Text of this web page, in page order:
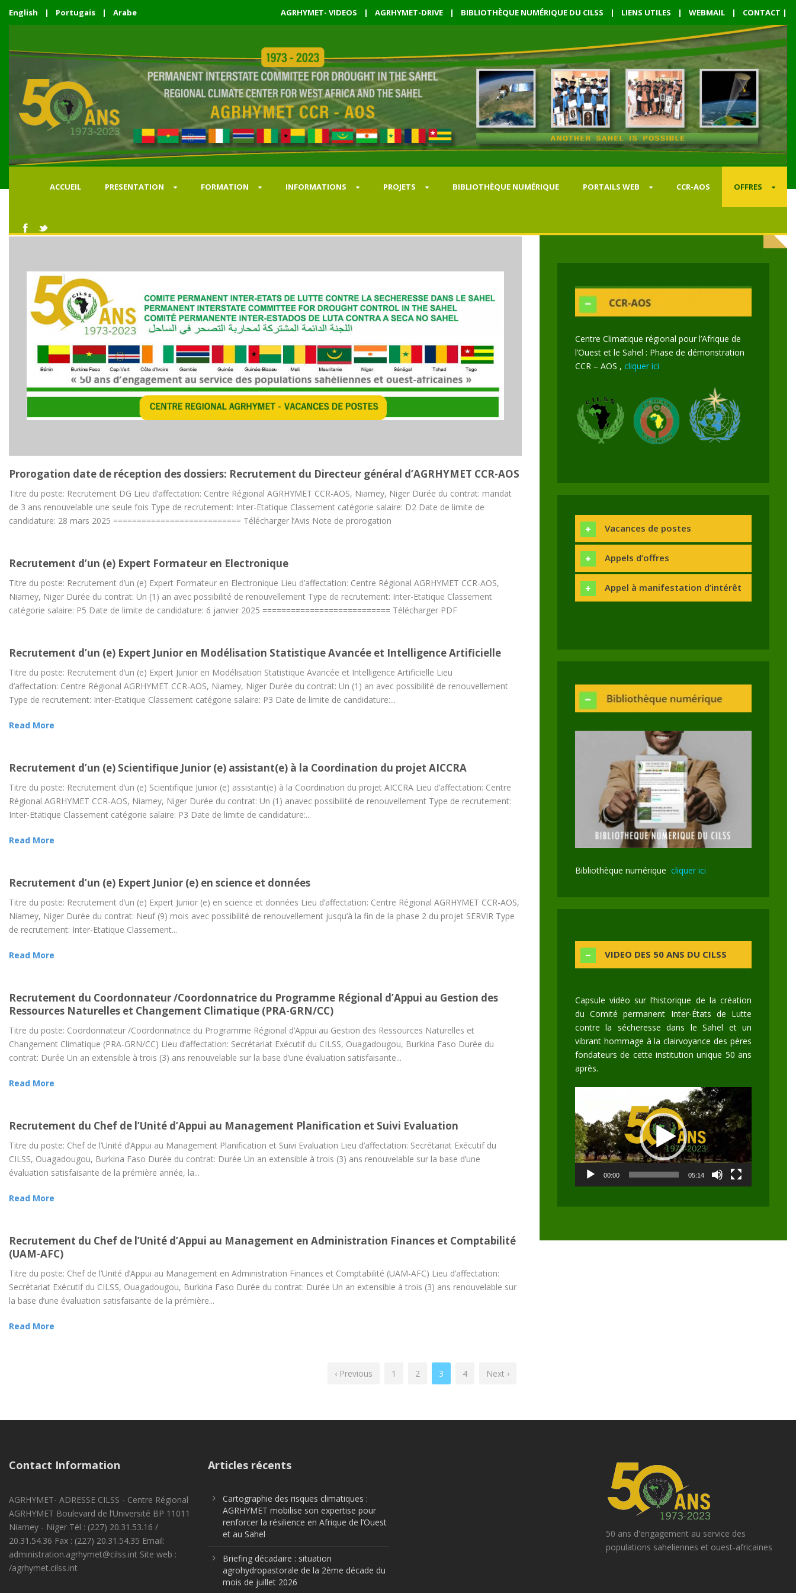
English | Portugais | Arabe AGRHYMET- VIDEOS | AGRHYMET-DRIVE | BIBLIOTHÈQUE NUMÉRIQUE DU CILSS | LIENS UTILES | WEBMAIL | CONTACT |
ACCUEIL PRESENTATION FORMATION INFORMATIONS PROJETS BIBLIOTHÈQUE NUMÉRIQUE PORTAILS WEB CCR-AOS OFFRES
Prorogation date de réception des dossiers: Recrutement du Directeur général d’AGRHYMET CCR-AOS
Titre du poste: Recrutement DG Lieu d’affectation: Centre Régional AGRHYMET CCR-AOS, Niamey, Niger Durée du contrat: mandat
de 3 ans renouvelable une seule fois Type de recrutement: Inter-Etatique Classement catégorie salaire: D2 Date de limite de
candidature: 28 mars 2025 =========================== Télécharger l’Avis Note de prorogation
Recrutement d’un (e) Expert Formateur en Electronique
Titre du poste: Recrutement d’un (e) Expert Formateur en Electronique Lieu d’affectation: Centre Régional AGRHYMET CCR-AOS,
Niamey, Niger Durée du contrat: Un (1) an avec possibilité de renouvellement Type de recrutement: Inter-Etatique Classement
catégorie salaire: P5 Date de limite de candidature: 6 janvier 2025 =========================== Télécharger PDF
Recrutement d’un (e) Expert Junior en Modélisation Statistique Avancée et Intelligence Artificielle
Titre du poste: Recrutement d’un (e) Expert Junior en Modélisation Statistique Avancée et Intelligence Artificielle Lieu
d’affectation: Centre Régional AGRHYMET CCR-AOS, Niamey, Niger Durée du contrat: Un (1) an avec possibilité de renouvellement
Type de recrutement: Inter-Etatique Classement catégorie salaire: P3 Date de limite de candidature:...
Read More
Recrutement d’un (e) Scientifique Junior (e) assistant(e) à la Coordination du projet AICCRA
Titre du poste: Recrutement d’un (e) Scientifique Junior (e) assistant(e) à la Coordination du projet AICCRA Lieu d’affectation: Centre
Régional AGRHYMET CCR-AOS, Niamey, Niger Durée du contrat: Un (1) anavec possibilité de renouvellement Type de recrutement:
Inter-Etatique Classement catégorie salaire: P3 Date de limite de candidature:...
Read More
Recrutement d’un (e) Expert Junior (e) en science et données
Titre du poste: Recrutement d’un (e) Expert Junior (e) en science et données Lieu d’affectation: Centre Régional AGRHYMET CCR-AOS,
Niamey, Niger Durée du contrat: Neuf (9) mois avec possibilité de renouvellement jusqu’à la fin de la phase 2 du projet SERVIR Type
de recrutement: Inter-Etatique Classement...
Read More
Recrutement du Coordonnateur /Coordonnatrice du Programme Régional d’Appui au Gestion des
Ressources Naturelles et Changement Climatique (PRA-GRN/CC)
Titre du poste: Coordonnateur /Coordonnatrice du Programme Régional d’Appui au Gestion des Ressources Naturelles et
Changement Climatique (PRA-GRN/CC) Lieu d’affectation: Secrétariat Exécutif du CILSS, Ouagadougou, Burkina Faso Durée du
contrat: Durée Un an extensible à trois (3) ans renouvelable sur la base d’une évaluation satisfaisante...
Read More
Recrutement du Chef de l’Unité d’Appui au Management Planification et Suivi Evaluation
Titre du poste: Chef de l’Unité d’Appui au Management Planification et Suivi Evaluation Lieu d’affectation: Secrétariat Exécutif du
CILSS, Ouagadougou, Burkina Faso Durée du contrat: Durée Un an extensible à trois (3) ans renouvelable sur la base d’une
évaluation satisfaisante de la prémière année, la...
Read More
Recrutement du Chef de l’Unité d’Appui au Management en Administration Finances et Comptabilité
(UAM-AFC)
Titre du poste: Chef de l’Unité d’Appui au Management en Administration Finances et Comptabilité (UAM-AFC) Lieu d’affectation:
Secrétariat Exécutif du CILSS, Ouagadougou, Burkina Faso Durée du contrat: Durée Un an extensible à trois (3) ans renouvelable sur
la base d’une évaluation satisfaisante de la prémière...
Read More
‹ Previous 1 2 3 4 Next ›
Centre Climatique régional pour l’Afrique de
l’Ouest et le Sahel : Phase de démonstration
CCR – AOS , cliquer ici
Vacances de postes
Appels d’offres
Appel à manifestation d’intérêt
Bibliothèque numérique cliquer ici
VIDEO DES 50 ANS DU CILSS
Capsule vidéo sur l’historique de la création
du Comité permanent Inter-États de Lutte
contre la sécheresse dans le Sahel et un
vibrant hommage à la clairvoyance des pères
fondateurs de cette institution unique 50 ans
après.
00:00 05:14
Contact Information
AGRHYMET- ADRESSE CILSS - Centre Régional
AGRHYMET Boulevard de l’Université BP 11011
Niamey - Niger Tél : (227) 20.31.53.16 /
20.31.54.36 Fax : (227) 20.31.54.35 Email:
administration.agrhymet@cilss.int Site web :
/agrhymet.cilss.int
Articles récents
Cartographie des risques climatiques :
AGRHYMET mobilise son expertise pour
renforcer la résilience en Afrique de l’Ouest
et au Sahel
Briefing décadaire : situation
agrohydropastorale de la 2ème décade du
mois de juillet 2026
50 ans d'engagement au service des
populations saheliennes et ouest-africaines